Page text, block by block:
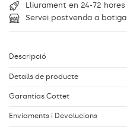
Lliurament en 24-72 hores
Servei postvenda a botiga
Descripció
Detalls de producte
Garantías Cottet
Enviaments i Devolucions